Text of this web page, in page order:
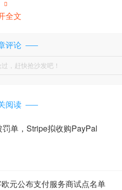

全文
评论
，赶快抢沙发吧！
阅读
单，Stripe拟收购PayPal
元公布支付服务商试点名单